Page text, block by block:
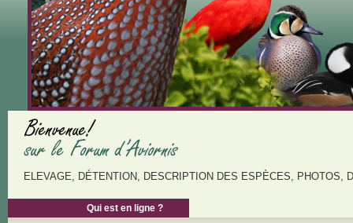
ELEVAGE, DÉTENTION, DESCRIPTION DES ESPÈCES, PHOTOS,
Qui est en ligne ?